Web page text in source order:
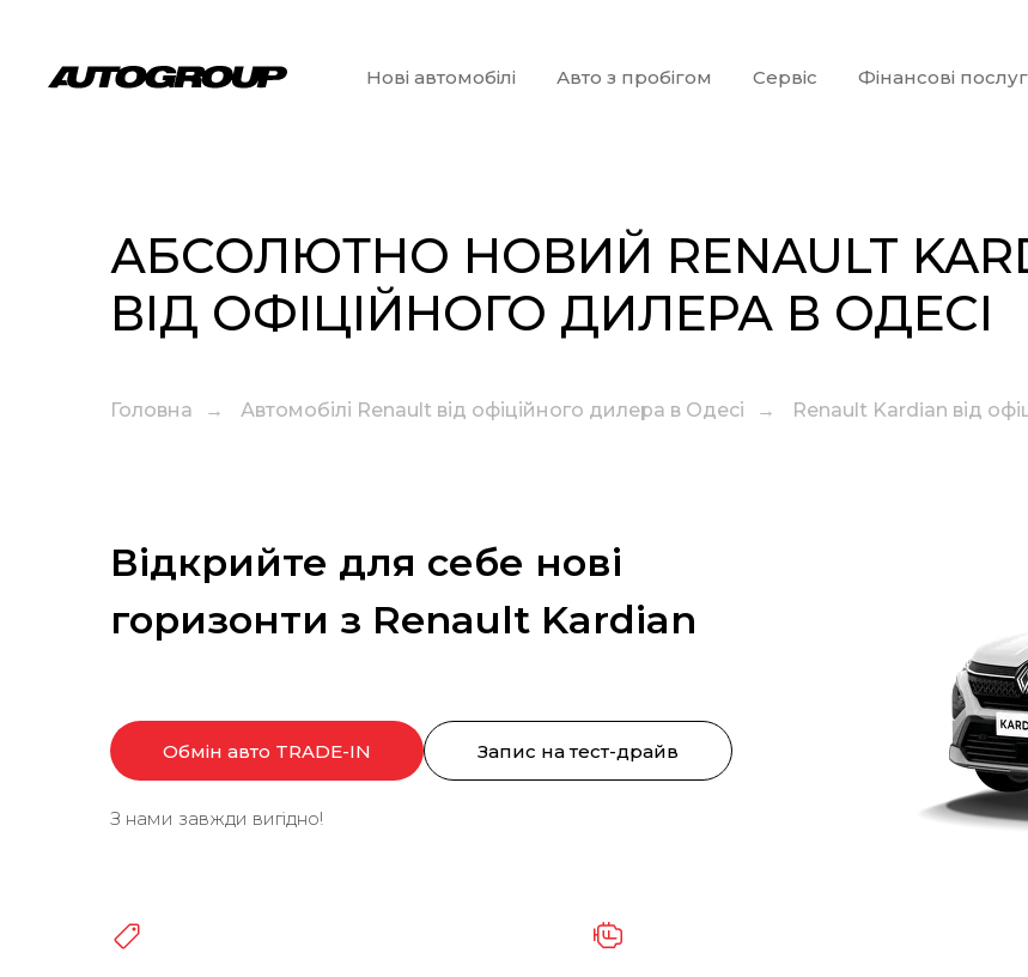
Нові автомобілі Авто з пробігом Сервіс Фінансові
АБСОЛЮТНО НОВИЙ RENAULT
ВІД ОФІЦІЙНОГО ДИЛЕРА В ОДЕСІ
Головна → Автомобілі Renault від офіційного дилера в Одесі → Renault Kardian від
Відкрийте для себе нові
горизонти з Renault Kardian
Обмін авто TRADE-IN Запис на тест-драйв
З нами завжди вигідно!